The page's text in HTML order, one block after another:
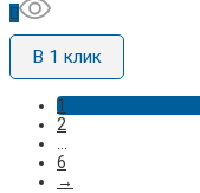
В 1 клик
1
2
...
6
→